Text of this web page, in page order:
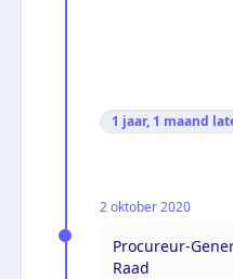
1 jaar, 1 maand
2 oktober 2020
Procureur-
Raad